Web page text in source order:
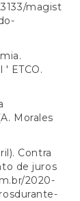
magist
ETCO.
Morales
Contra
de juros
2020-